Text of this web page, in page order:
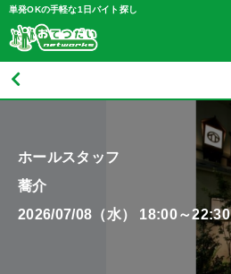
単発OKの手軽な1日バイト探し
ホールスタッフ
蕎介
2026/07/08（水） 18:00～22:30